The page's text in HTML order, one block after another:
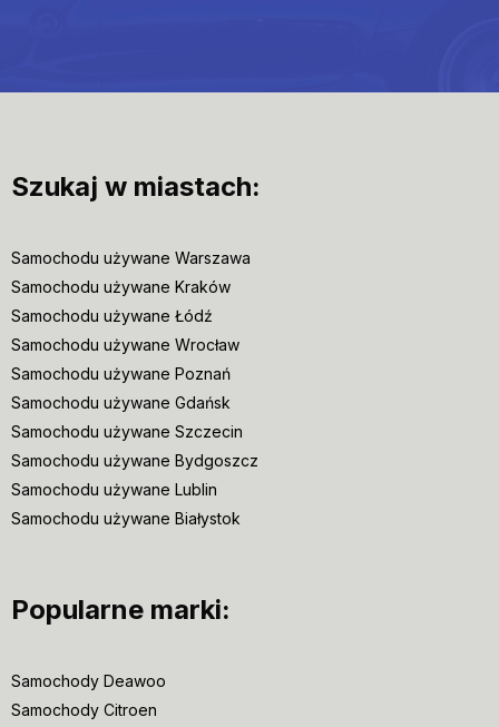
Szukaj w miastach:
Samochodu używane Warszawa
Samochodu używane Kraków
Samochodu używane Łódź
Samochodu używane Wrocław
Samochodu używane Poznań
Samochodu używane Gdańsk
Samochodu używane Szczecin
Samochodu używane Bydgoszcz
Samochodu używane Lublin
Samochodu używane Białystok
Popularne marki:
Samochody Deawoo
Samochody Citroen